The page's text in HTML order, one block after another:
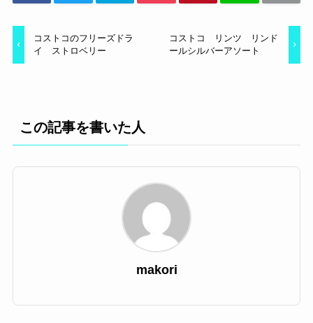
コストコのフリーズドラ
イ ストロベリー
コストコ リンツ リンド
ールシルバーアソート
この記事を書いた人
makori